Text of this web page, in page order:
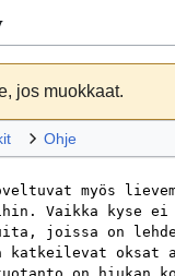
jos muokkaat.
Ohje